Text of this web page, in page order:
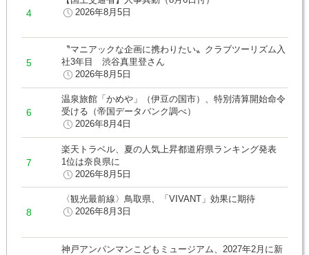
2026年8月5日
〝マニアックな企画に携わりたい〟クラブツーリズム入
社3年目 渋谷真里登さん
2026年8月5日
温泉旅館「かめや」（伊豆の国市）、特別清算開始命令
受ける（帝国データバンク調べ）
2026年8月4日
楽天トラベル、夏の人気上昇都道府県ランキング発表
1位は奈良県に
2026年8月5日
〈観光最前線〉鳥取県、「VIVANT」効果に期待
2026年8月3日
神戸アンパンマンこどもミュージアム、2027年2月に新